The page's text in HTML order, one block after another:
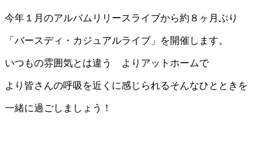
今年１月のアルバムリリースライブから約８ヶ月ぶり
「バースディ・カジュアルライブ」を開催します。
いつもの雰囲気とは違う よりアットホームで
より皆さんの呼吸を近くに感じられるそんなひとときを
一緒に過ごしましょう！